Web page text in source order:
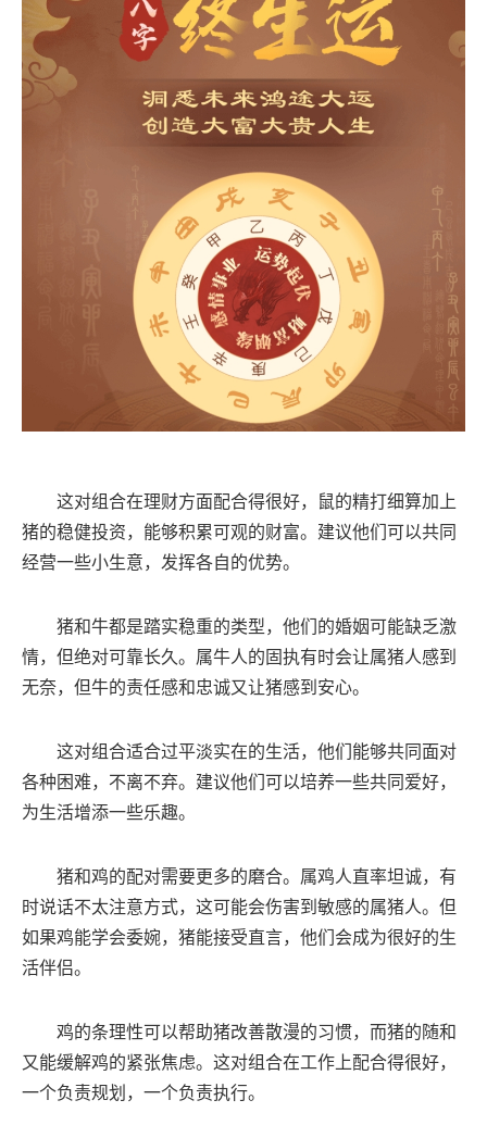
这对组合在理财方面配合得很好，鼠的精打细算加上
猪的稳健投资，能够积累可观的财富。建议他们可以共同
经营一些小生意，发挥各自的优势。
猪和牛都是踏实稳重的类型，他们的婚姻可能缺乏激
情，但绝对可靠长久。属牛人的固执有时会让属猪人感到
无奈，但牛的责任感和忠诚又让猪感到安心。
这对组合适合过平淡实在的生活，他们能够共同面对
各种困难，不离不弃。建议他们可以培养一些共同爱好，
为生活增添一些乐趣。
猪和鸡的配对需要更多的磨合。属鸡人直率坦诚，有
时说话不太注意方式，这可能会伤害到敏感的属猪人。但
如果鸡能学会委婉，猪能接受直言，他们会成为很好的生
活伴侣。
鸡的条理性可以帮助猪改善散漫的习惯，而猪的随和
又能缓解鸡的紧张焦虑。这对组合在工作上配合得很好，
一个负责规划，一个负责执行。